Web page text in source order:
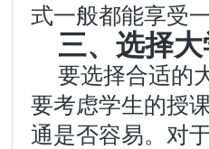
式一般都能享受
三、选择
要选择合适的
要考虑学生的授
通是否容易。对